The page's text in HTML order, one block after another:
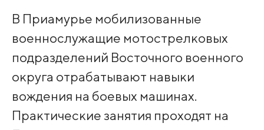
В Приамурье мобилизованные
военнослужащие мотострелковых
подразделений Восточного военного
округа отрабатывают навыки
вождения на боевых машинах.
Практические занятия проходят на